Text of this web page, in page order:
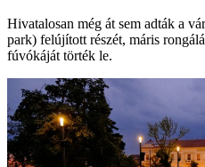
Hivatalosan még át sem adták a
park) felújított részét, máris
fúvókáját törték le.